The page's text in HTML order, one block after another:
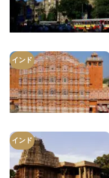
インド
インド